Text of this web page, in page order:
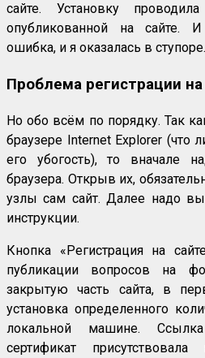
сайте. Установку
опубликованной на сайте.
ошибка, и я оказалась в ступоре.
Проблема регистрации
Но обо всём по порядку. Так
браузере Internet Explorer (что
его убогость), то вначале
браузера. Открыв их,
узлы сам сайт. Далее надо
инструкции.
Кнопка «Регистрация на
публикации вопросов на
закрытую часть сайта, в
установка определенного
локальной машине.
сертификат